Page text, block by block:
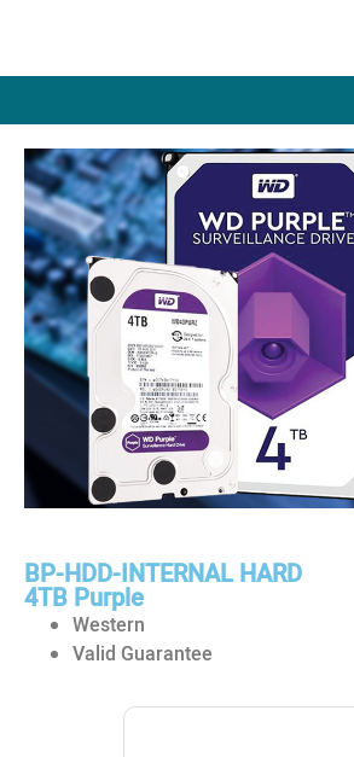
BP-HDD-INTERNAL HARD
4TB Purple
Western
Valid Guarantee